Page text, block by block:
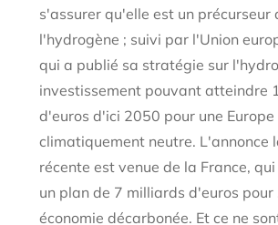
s'assurer qu'elle est un précurseur
l'hydrogène ; suivi par l'Union
qui a publié sa stratégie sur
investissement pouvant atteindre
d'euros d'ici 2050 pour une Europe
climatiquement neutre. L'annonce
récente est venue de la France,
un plan de 7 milliards d'euros pour
économie décarbonée. Et ce ne